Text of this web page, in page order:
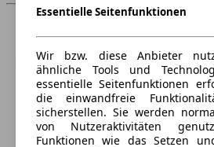
Essentielle Seitenfunktionen
Wir bzw. diese Anbieter
ähnliche Tools und
essentielle Seitenfunktionen
die einwandfreie
sicherstellen. Sie werden
von Nutzeraktivitäten
Funktionen wie das Setzen